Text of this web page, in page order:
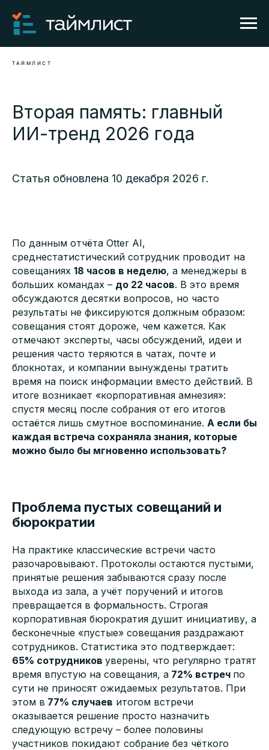
ТАЙМЛИСТ
Вторая память: главный
ИИ-тренд 2026 года
Статья обновлена 10 декабря 2026 г.
По данным отчёта Otter AI,
среднестатистический сотрудник проводит на
совещаниях 18 часов в неделю, а менеджеры в
больших командах – до 22 часов. В это время
обсуждаются десятки вопросов, но часто
результаты не фиксируются должным образом:
совещания стоят дороже, чем кажется. Как
отмечают эксперты, часы обсуждений, идеи и
решения часто теряются в чатах, почте и
блокнотах, и компании вынуждены тратить
время на поиск информации вместо действий. В
итоге возникает «корпоративная амнезия»:
спустя месяц после собрания от его итогов
остаётся лишь смутное воспоминание. А если бы
каждая встреча сохраняла знания, которые
можно было бы мгновенно использовать?
Проблема пустых совещаний и
бюрократии
На практике классические встречи часто
разочаровывают. Протоколы остаются пустыми,
принятые решения забываются сразу после
выхода из зала, а учёт поручений и итогов
превращается в формальность. Строгая
корпоративная бюрократия душит инициативу, а
бесконечные «пустые» совещания раздражают
сотрудников. Статистика это подтверждает:
65% сотрудников уверены, что регулярно тратят
время впустую на совещания, а 72% встреч по
сути не приносят ожидаемых результатов. При
этом в 77% случаев итогом встречи
оказывается решение просто назначить
следующую встречу – более половины
участников покидают собрание без чёткого